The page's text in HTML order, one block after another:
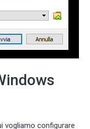
vogliamo configurare